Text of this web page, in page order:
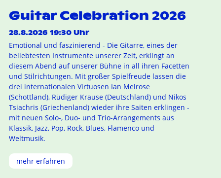
Guitar Celebration 2026
28.8.2026 19:30 Uhr
Emotional und faszinierend - Die Gitarre, eines der
beliebtesten Instrumente unserer Zeit, erklingt an
diesem Abend auf unserer Bühne in all ihren Facetten
und Stilrichtungen. Mit großer Spielfreude lassen die
drei internationalen Virtuosen Ian Melrose
(Schottland), Rüdiger Krause (Deutschland) und Nikos
Tsiachris (Griechenland) wieder ihre Saiten erklingen -
mit neuen Solo-, Duo- und Trio-Arrangements aus
Klassik, Jazz, Pop, Rock, Blues, Flamenco und
Weltmusik.
mehr erfahren